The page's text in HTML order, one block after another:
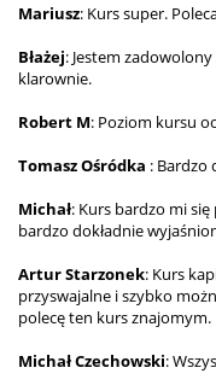
Mariusz: Kurs super.
Błażej: Jestem
klarownie.
Robert M: Poziom kursu
Tomasz Ośródka : Bardzo
Michał: Kurs bardzo mi
bardzo dokładnie
Artur Starzonek: Kurs
przyswajalne i szybko
polecę ten kurs znajomym.
Michał Czechowski: